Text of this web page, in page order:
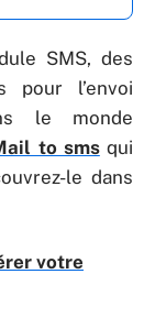
SMS, des
pour l’envoi
le monde
to smsqui
le dans
votre